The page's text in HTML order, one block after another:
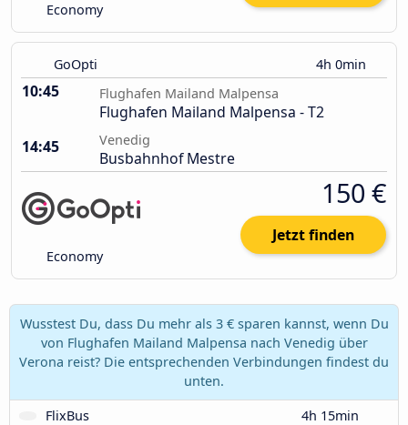
Economy
GoOpti 4h 0min
10:45 Flughafen Mailand Malpensa
Flughafen Mailand Malpensa - T2
14:45
Venedig
Busbahnhof Mestre
Economy
150 €
Jetzt finden
Wusstest Du, dass Du mehr als 3 € sparen kannst, wenn Du
von Flughafen Mailand Malpensa nach Venedig über
Verona reist? Die entsprechenden Verbindungen findest du
unten.
FlixBus
4h 15min